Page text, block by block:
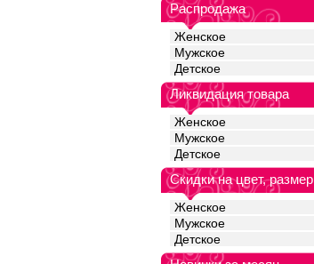
Распродажа
Женское
Мужское
Детское
Ликвидация товара
Женское
Мужское
Детское
Скидки на цвет, размер
Женское
Мужское
Детское